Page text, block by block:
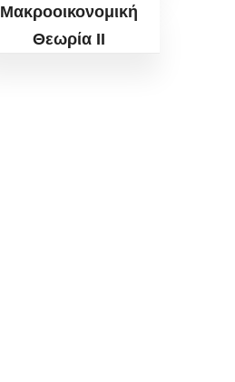
Μακροοικονομική
Θεωρία ΙI